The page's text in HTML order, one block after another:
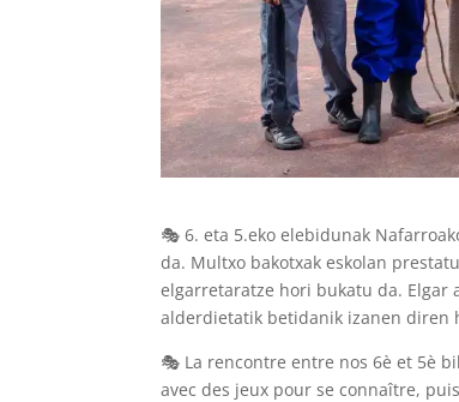
🎭 6. eta 5.eko elebidunak
da. Multxo bakotxak eskolan
elgarretaratze hori bukatu da.
alderdietatik betidanik izanen diren
🎭 La rencontre entre nos 6è et 5è
avec des jeux pour se connaître,